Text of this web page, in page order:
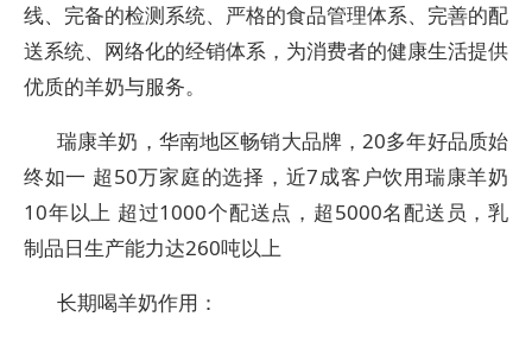
线、完备的检测系统、严格的食品管理体系、完善的配
送系统、网络化的经销体系，为消费者的健康生活提供
优质的羊奶与服务。
瑞康羊奶，华南地区畅销大品牌，20多年好品质始
终如一 超50万家庭的选择，近7成客户饮用瑞康羊奶
10年以上 超过1000个配送点，超5000名配送员，乳
制品日生产能力达260吨以上
长期喝羊奶作用：